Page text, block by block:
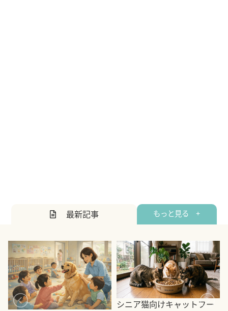
最新記事 もっと見る +
シニア猫向けキャットフー